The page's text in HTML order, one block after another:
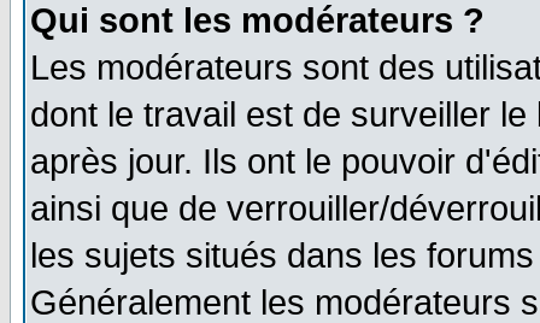
Qui sont les modérateurs ?
Les modérateurs sont des
dont le travail est de surveiller
après jour. Ils ont le pouvoir
ainsi que de verrouiller/
les sujets situés dans les
Généralement les modérateurs